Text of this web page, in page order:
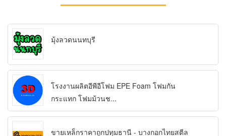
มุ้งลวดนนทบุรี
โรงงานผลิตอีพีอีโฟม EPE Foam โฟมกัน
กระแทก โฟมม้วนช...
ขายเหล็กราคาถูกปทุมธานี - บางกอกไทยสตีล